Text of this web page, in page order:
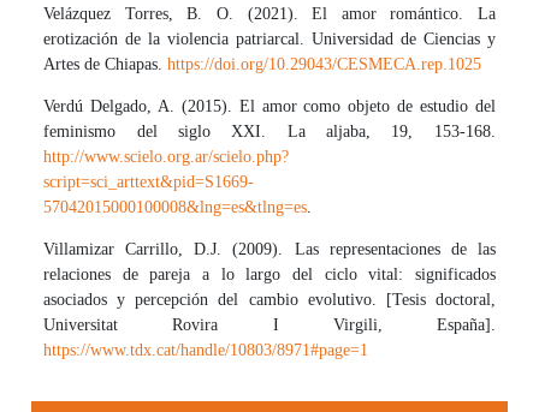
Velázquez Torres, B. O. (2021). El amor romántico. La
erotización de la violencia patriarcal. Universidad de Ciencias y
Artes de Chiapas.https://doi.org/10.29043/CESMECA.rep.1025
Verdú Delgado, A. (2015). El amor como objeto de estudio del
feminismo del siglo XXI. La aljaba, 19, 153-168.
http://www.scielo.org.ar/scielo.php?
script=sci_arttext&pid=S1669-
57042015000100008&lng=es&tlng=es.
Villamizar Carrillo, D.J. (2009). Las representaciones de las
relaciones de pareja a lo largo del ciclo vital: significados
asociados y percepción del cambio evolutivo. [Tesis doctoral,
Universitat Rovira I Virgili, España].
https://www.tdx.cat/handle/10803/8971#page=1